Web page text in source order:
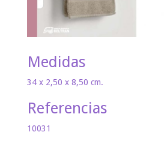
Medidas
34 x 2,50 x 8,50 cm.
Referencias
10031